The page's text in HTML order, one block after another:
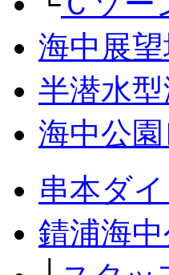
海中展
半潜水
海中公
串本ダ
錆浦海